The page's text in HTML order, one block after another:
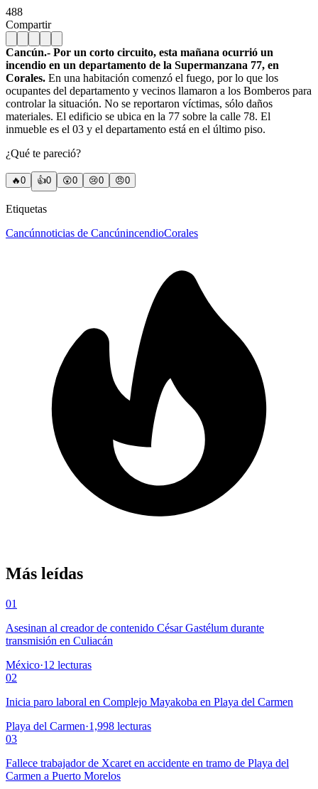
488
Compartir
Cancún.- Por un corto circuito, esta mañana ocurrió un
incendio en un departamento de la Supermanzana 77, en
Corales. En una habitación comenzó el fuego, por lo que los
ocupantes del departamento y vecinos llamaron a los Bomberos para
controlar la situación. No se reportaron víctimas, sólo daños
materiales. El edificio se ubica en la 77 sobre la calle 78. El
inmueble es el 03 y el departamento está en el último piso.
¿Qué te pareció?
🔥0 👍0 😲0 😢0 😠0
Etiquetas
Cancúnnoticias de CancúnincendioCorales
Más leídas
01
Asesinan al creador de contenido César Gastélum durante
transmisión en Culiacán
México·12 lecturas
02
Inicia paro laboral en Complejo Mayakoba en Playa del Carmen
Playa del Carmen·1,998 lecturas
03
Fallece trabajador de Xcaret en accidente en tramo de Playa del
Carmen a Puerto Morelos